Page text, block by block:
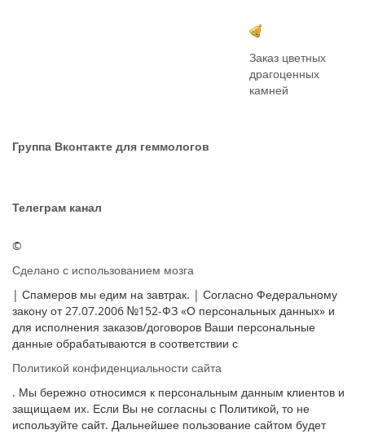
Заказ цветных
драгоценных
камней
Группа Вконтакте для геммологов
Телеграм канал
©
Сделано с использованием мозга
| Спамеров мы едим на завтрак. | Согласно Федеральному
закону от 27.07.2006 №152-ФЗ «О персональных данных» и
для исполнения заказов/договоров Ваши персональные
данные обрабатываются в соответствии с
Политикой конфиденциальности сайта
. Мы бережно относимся к персональным данным клиентов и
защищаем их. Если Вы не согласны с Политикой, то не
используйте сайт. Дальнейшее пользование сайтом будет